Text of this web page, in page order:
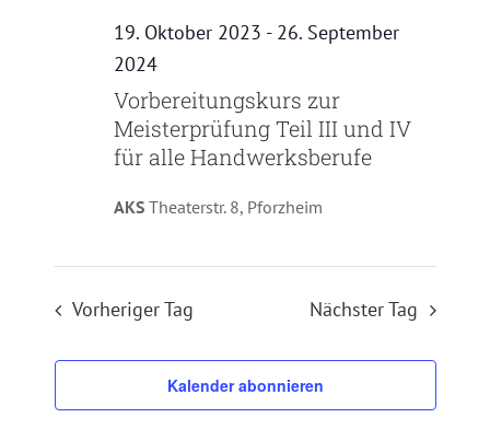
19. Oktober 2023 - 26. September
2024
Vorbereitungskurs zur
Meisterprüfung Teil III und IV
für alle Handwerksberufe
AKS Theaterstr. 8, Pforzheim
Vorheriger Tag Nächster Tag
Kalender abonnieren